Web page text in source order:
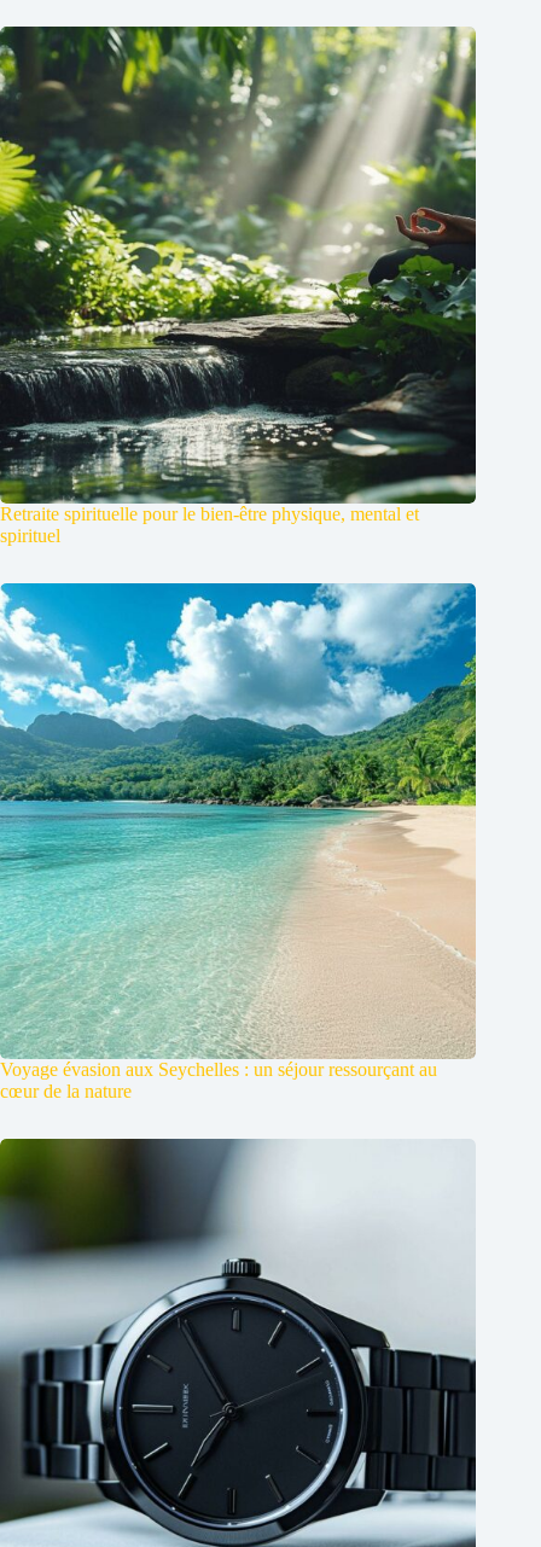
Retraite spirituelle pour le bien-être physique, mental et
spirituel
Voyage évasion aux Seychelles : un séjour ressourçant au
cœur de la nature